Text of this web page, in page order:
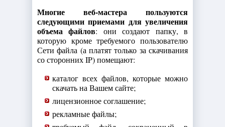
Многие веб-мастера пользуются
следующими приемами для увеличения
объема файлов: они создают папку, в
которую кроме требуемого пользователю
Сети файла (а платят только за скачивания
со сторонних IP) помещают:
каталог всех файлов, которые можно
скачать на Вашем сайте;
лицензионное соглашение;
рекламные файлы;